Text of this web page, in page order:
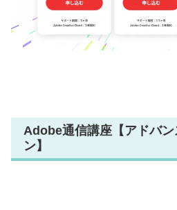
Adobe通信講座【アドバ
ン】